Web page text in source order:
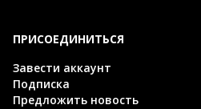
ПРИСОЕДИНИТЬСЯ
Завести аккаунт
Подписка
Предложить новость